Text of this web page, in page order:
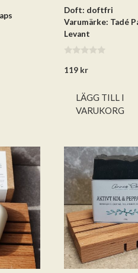
Doft: doftfri
Varumärke: Tadé
Levant
a
119 kr
LÄGG TILL I
VARUKORG